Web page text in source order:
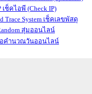
เช็คไอพี (Check IP)
เช็คเลขพัสดุ
สุ่มออนไลน์
อคำนวณวันออนไลน์